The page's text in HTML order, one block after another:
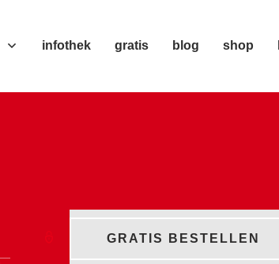
infothek gratis blog shop
GRATIS BESTELLEN